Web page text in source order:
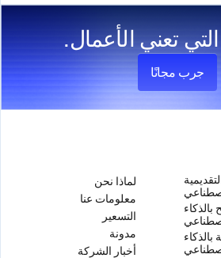
تعني الأعمال.
جرب مجانًا
لماذا نحن
معلومات عنا
التسعير
مدونة
أخبار الشركة